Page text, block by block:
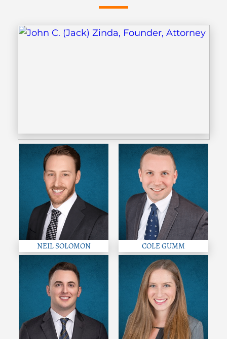
NEIL SOLOMON COLE GUMM